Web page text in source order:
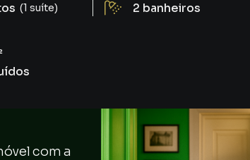
(1 suíte) 2 banheiros
com a